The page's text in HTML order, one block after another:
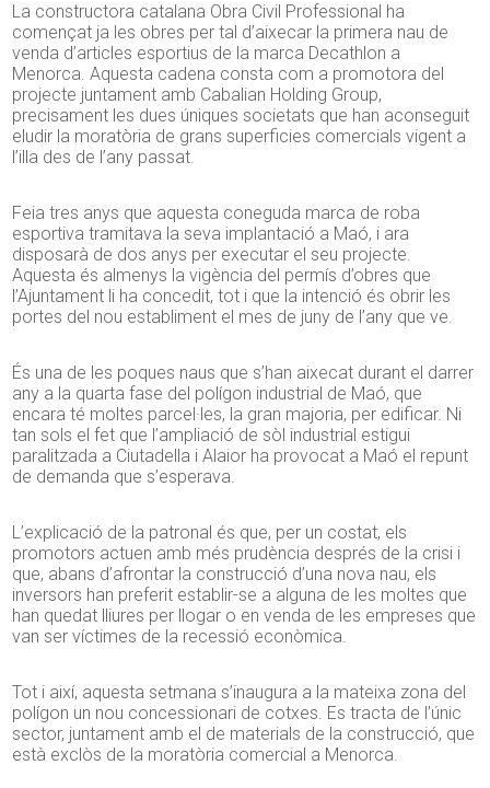
La constructora catalana Obra Civil Professional ha
començat ja les obres per tal d’aixecar la primera nau de
venda d’articles esportius de la marca Decathlon a
Menorca. Aquesta cadena consta com a promotora del
projecte juntament amb Cabalian Holding Group,
precisament les dues úniques societats que han aconseguit
eludir la moratòria de grans superficies comercials vigent a
l’illa des de l’any passat.
Feia tres anys que aquesta coneguda marca de roba
esportiva tramitava la seva implantació a Maó, i ara
disposarà de dos anys per executar el seu projecte.
Aquesta és almenys la vigència del permís d’obres que
l’Ajuntament li ha concedit, tot i que la intenció és obrir les
portes del nou establiment el mes de juny de l’any que ve.
És una de les poques naus que s’han aixecat durant el darrer
any a la quarta fase del polígon industrial de Maó, que
encara té moltes parcel·les, la gran majoria, per edificar. Ni
tan sols el fet que l’ampliació de sòl industrial estigui
paralitzada a Ciutadella i Alaior ha provocat a Maó el repunt
de demanda que s’esperava.
L’explicació de la patronal és que, per un costat, els
promotors actuen amb més prudència després de la crisi i
que, abans d’afrontar la construcció d’una nova nau, els
inversors han preferit establir-se a alguna de les moltes que
han quedat lliures per llogar o en venda de les empreses que
van ser víctimes de la recessió econòmica.
Tot i així, aquesta setmana s’inaugura a la mateixa zona del
polígon un nou concessionari de cotxes. Es tracta de l’únic
sector, juntament amb el de materials de la construcció, que
està exclòs de la moratòria comercial a Menorca.